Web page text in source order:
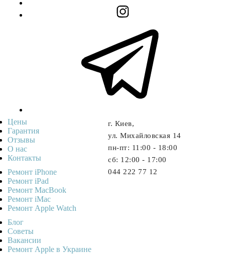
г. Киев,
ул. Михайловская 14
пн-пт: 11:00 - 18:00
cб: 12:00 - 17:00
044 222 77 12
Цены
Гарантия
Отзывы
О нас
Контакты
Ремонт iPhone
Ремонт iPad
Ремонт MacBook
Ремонт iMac
Ремонт Apple Watch
Блог
Советы
Ваканcии
Ремонт Apple в Украине